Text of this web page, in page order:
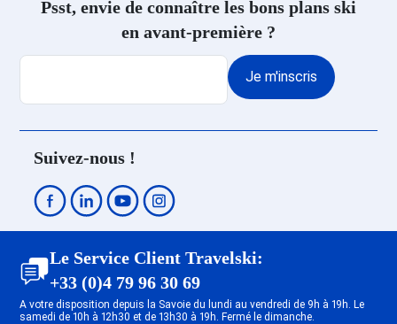
Psst, envie de connaître les bons plans ski
en avant-première ?
Je m'inscris
Suivez-nous !
Le Service Client Travelski:
+33 (0)4 79 96 30 69
A votre disposition depuis la Savoie du lundi au vendredi de 9h à 19h. Le
samedi de 10h à 12h30 et de 13h30 à 19h. Fermé le dimanche.